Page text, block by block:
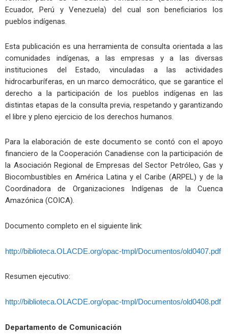
Ecuador, Perú y Venezuela) del cual son beneficiarios los
pueblos indígenas.
Esta publicación es una herramienta de consulta orientada a las
comunidades indígenas, a las empresas y a las diversas
instituciones del Estado, vinculadas a las actividades
hidrocarburíferas, en un marco democrático, que se garantice el
derecho a la participación de los pueblos indígenas en las
distintas etapas de la consulta previa, respetando y garantizando
el libre y pleno ejercicio de los derechos humanos.
Para la elaboración de este documento se contó con el apoyo
financiero de la Cooperación Canadiense con la participación de
la Asociación Regional de Empresas del Sector Petróleo, Gas y
Biocombustibles en América Latina y el Caribe (ARPEL) y de la
Coordinadora de Organizaciones Indígenas de la Cuenca
Amazónica (COICA).
Documento completo en el siguiente link:
http://biblioteca.OLACDE.org/opac-tmpl/Documentos/old0407.pdf
Resumen ejecutivo:
http://biblioteca.OLACDE.org/opac-tmpl/Documentos/old0408.pdf
Departamento de Comunicación